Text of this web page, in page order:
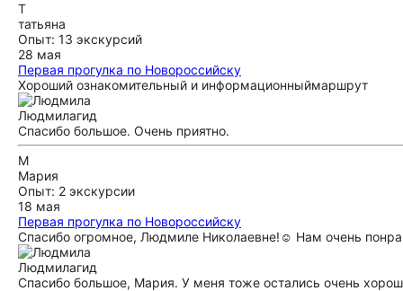
Т
татьяна
Опыт: 13 экскурсий
28 мая
Первая прогулка по Новороссийску
Хороший ознакомительный и информационныймаршрут
Людмилагид
Спасибо большое. Очень приятно.
М
Мария
Опыт: 2 экскурсии
18 мая
Первая прогулка по Новороссийску
Спасибо огромное, Людмиле Николаевне!☺️ Нам очень
Людмилагид
Спасибо большое, Мария. У меня тоже остались очень